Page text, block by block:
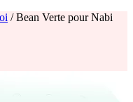
/Bean Verte pour Nabi